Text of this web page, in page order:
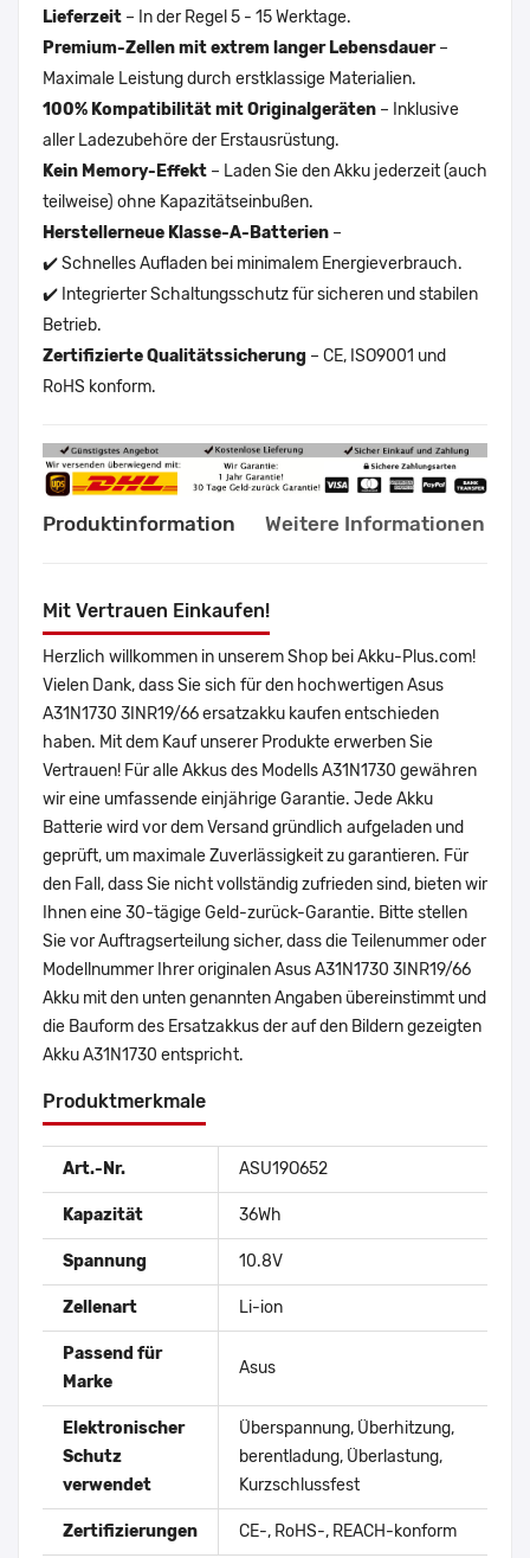
Lieferzeit – In der Regel 5 - 15 Werktage.
Premium-Zellen mit extrem langer Lebensdauer–
Maximale Leistung durch erstklassige Materialien.
100% Kompatibilität mit Originalgeräten – Inklusive
aller Ladezubehöre der Erstausrüstung.
Kein Memory-Effekt – Laden Sie den Akku jederzeit (auch
teilweise) ohne Kapazitätseinbußen.
Herstellerneue Klasse-A-Batterien –
✔️ Schnelles Aufladen bei minimalem Energieverbrauch.
✔️ Integrierter Schaltungsschutz für sicheren und stabilen
Betrieb.
Zertifizierte Qualitätssicherung – CE, ISO9001 und
RoHS konform.
Produktinformation Weitere Informationen
Mit Vertrauen Einkaufen!
Herzlich willkommen in unserem Shop bei Akku-Plus.com!
Vielen Dank, dass Sie sich für den hochwertigen Asus
A31N1730 3INR19/66 ersatzakku kaufen entschieden
haben. Mit dem Kauf unserer Produkte erwerben Sie
Vertrauen! Für alle Akkus des Modells A31N1730 gewähren
wir eine umfassende einjährige Garantie. Jede Akku
Batterie wird vor dem Versand gründlich aufgeladen und
geprüft, um maximale Zuverlässigkeit zu garantieren. Für
den Fall, dass Sie nicht vollständig zufrieden sind, bieten wir
Ihnen eine 30-tägige Geld-zurück-Garantie. Bitte stellen
Sie vor Auftragserteilung sicher, dass die Teilenummer oder
Modellnummer Ihrer originalen Asus A31N1730 3INR19/66
Akku mit den unten genannten Angaben übereinstimmt und
die Bauform des Ersatzakkus der auf den Bildern gezeigten
Akku A31N1730 entspricht.
Produktmerkmale
Art.-Nr. ASU19O652
Kapazität 36Wh
Spannung 10.8V
Zellenart Li-ion
Passend für
Marke
Asus
Elektronischer
Schutz
verwendet
Überspannung, Überhitzung,
berentladung, Überlastung,
Kurzschlussfest
Zertifizierungen
CE-, RoHS-, REACH-konform